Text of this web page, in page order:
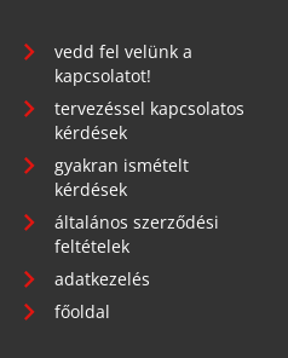
vedd fel velünk a
kapcsolatot!
tervezéssel kapcsolatos
kérdések
gyakran ismételt
kérdések
általános szerződési
feltételek
adatkezelés
főoldal